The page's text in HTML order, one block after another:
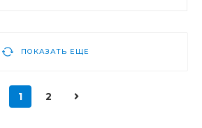
ПОКАЗАТЬ ЕЩЕ
1 2